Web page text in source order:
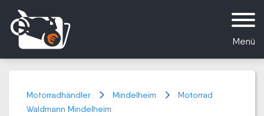
Menü
Motorradhändler Mindelheim
Motorrad
Waldmann Mindelheim